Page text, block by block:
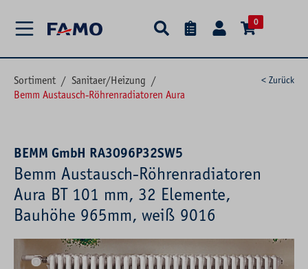
0
Sortiment / Sanitaer/Heizung /
Bemm Austausch-Röhrenradiatoren Aura
< Zurück
BEMM GmbH RA3096P32SW5
Bemm Austausch-Röhrenradiatoren
Aura BT 101 mm, 32 Elemente,
Bauhöhe 965mm, weiß 9016
Bildergalerie überspringen